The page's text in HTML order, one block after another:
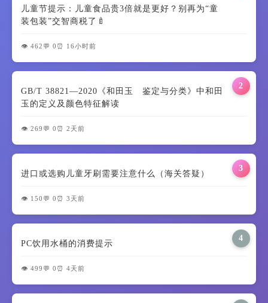
儿童节提示：儿童食品贵3倍就是更好？别再为“童
装包装”交智商税了🍼
👁️ 462 💬 0 ⏰ 16小时前
2
GB/T 38821—2020《和田玉 鉴定与分类》中和田
玉的定义及颜色特征解读
👁️ 269 💬 0 ⏰ 2天前
3
进口或选购儿童牙刷需要注意什么（海关答疑）
👁️ 150 💬 0 ⏰ 3天前
4
PC饮用水桶的消费提示
👁️ 499 💬 0 ⏰ 4天前